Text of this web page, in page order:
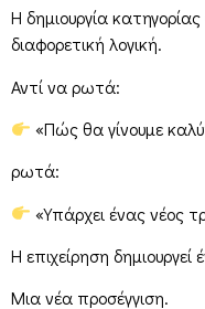
Η δημιουργία
διαφορετική λογική.
Αντί να ρωτά:
«Πώς θα γίνουμε
ρωτά:
«Υπάρχει ένας νέος
Η επιχείρηση
Μια νέα προσέγγιση.